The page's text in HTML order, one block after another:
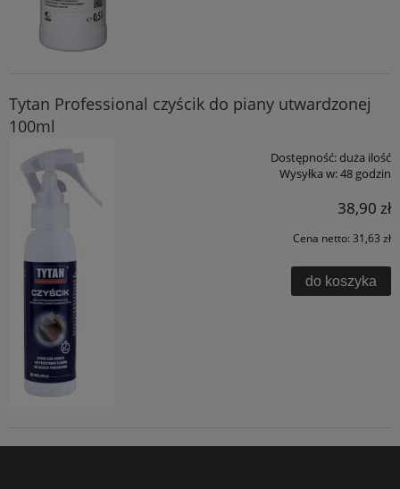
Tytan Professional czyścik do piany utwardzonej
100ml
Dostępność:duża ilość
Wysyłka w:48 godzin
38,90 zł
Cena netto: 31,63 zł
do koszyka